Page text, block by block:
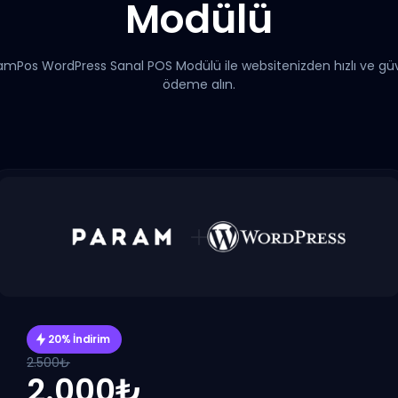
Modülü
WordPress Sanal POS Modülü ile websitenizden hızlı ve
ödeme alın.
20% İndirim
2.500₺